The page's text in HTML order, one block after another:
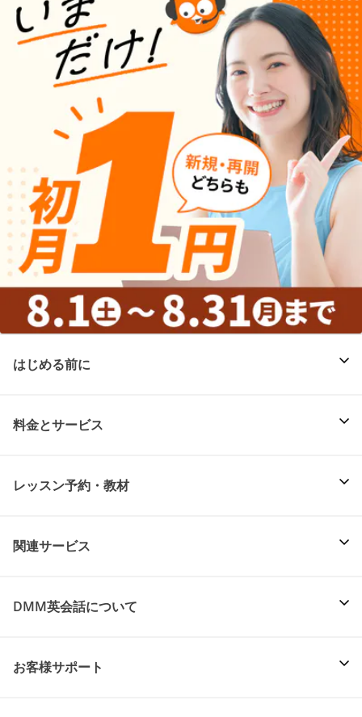
はじめる前に
料金とサービス
レッスン予約・教材
関連サービス
DMM英会話について
お客様サポート